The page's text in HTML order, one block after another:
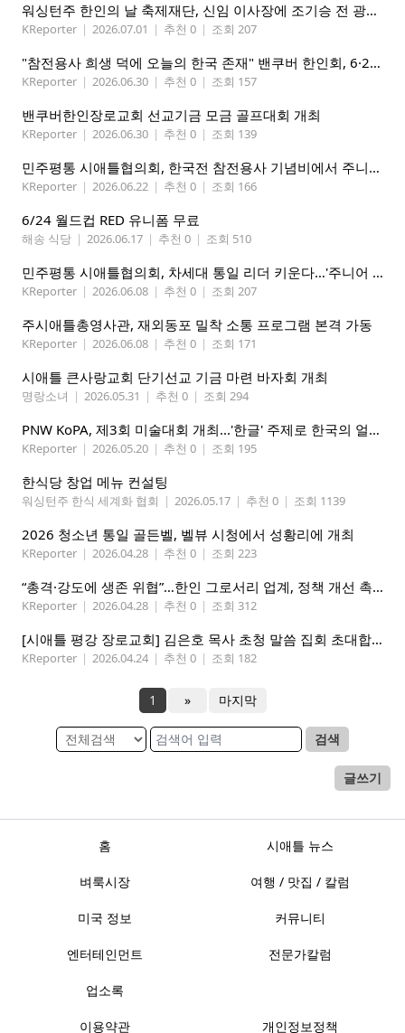
워싱턴주 한인의 날 축제재단, 신임 이사장에 조기승 전 광역시애틀한인회장 추대
KReporter | 2026.07.01 | 추천 0 | 조회 207
"참전용사 희생 덕에 오늘의 한국 존재" 밴쿠버 한인회, 6·25 기념행사 개최
KReporter | 2026.06.30 | 추천 0 | 조회 157
밴쿠버한인장로교회 선교기금 모금 골프대회 개최
KReporter | 2026.06.30 | 추천 0 | 조회 139
민주평통 시애틀협의회, 한국전 참전용사 기념비에서 주니어 평통 첫 대면 임명식 및 워크숍 성황리 개최
KReporter | 2026.06.22 | 추천 0 | 조회 166
6/24 월드컵 RED 유니폼 무료
해송 식당 | 2026.06.17 | 추천 0 | 조회 510
민주평통 시애틀협의회, 차세대 통일 리더 키운다…'주니어 평통' 발대식 성황리 개최
KReporter | 2026.06.08 | 추천 0 | 조회 207
주시애틀총영사관, 재외동포 밀착 소통 프로그램 본격 가동
KReporter | 2026.06.08 | 추천 0 | 조회 171
시애틀 큰사랑교회 단기선교 기금 마련 바자회 개최
명랑소녀 | 2026.05.31 | 추천 0 | 조회 294
PNW KoPA, 제3회 미술대회 개최...'한글' 주제로 한국의 얼을 담는다
KReporter | 2026.05.20 | 추천 0 | 조회 195
한식당 창업 메뉴 컨설팅
워싱턴주 한식 세계화 협회 | 2026.05.17 | 추천 0 | 조회 1139
2026 청소년 통일 골든벨, 벨뷰 시청에서 성황리에 개최
KReporter | 2026.04.28 | 추천 0 | 조회 223
“총격·강도에 생존 위협”…한인 그로서리 업계, 정책 개선 촉구
KReporter | 2026.04.28 | 추천 0 | 조회 312
[시애틀 평강 장로교회] 김은호 목사 초청 말씀 집회 초대합니다 5/3-5
KReporter | 2026.04.24 | 추천 0 | 조회 182
1 » 마지막
검색
글쓰기
홈 시애틀 뉴스
벼룩시장 여행 / 맛집 / 칼럼
미국 정보 커뮤니티
엔터테인먼트 전문가칼럼
업소록
이용약관 개인정보정책